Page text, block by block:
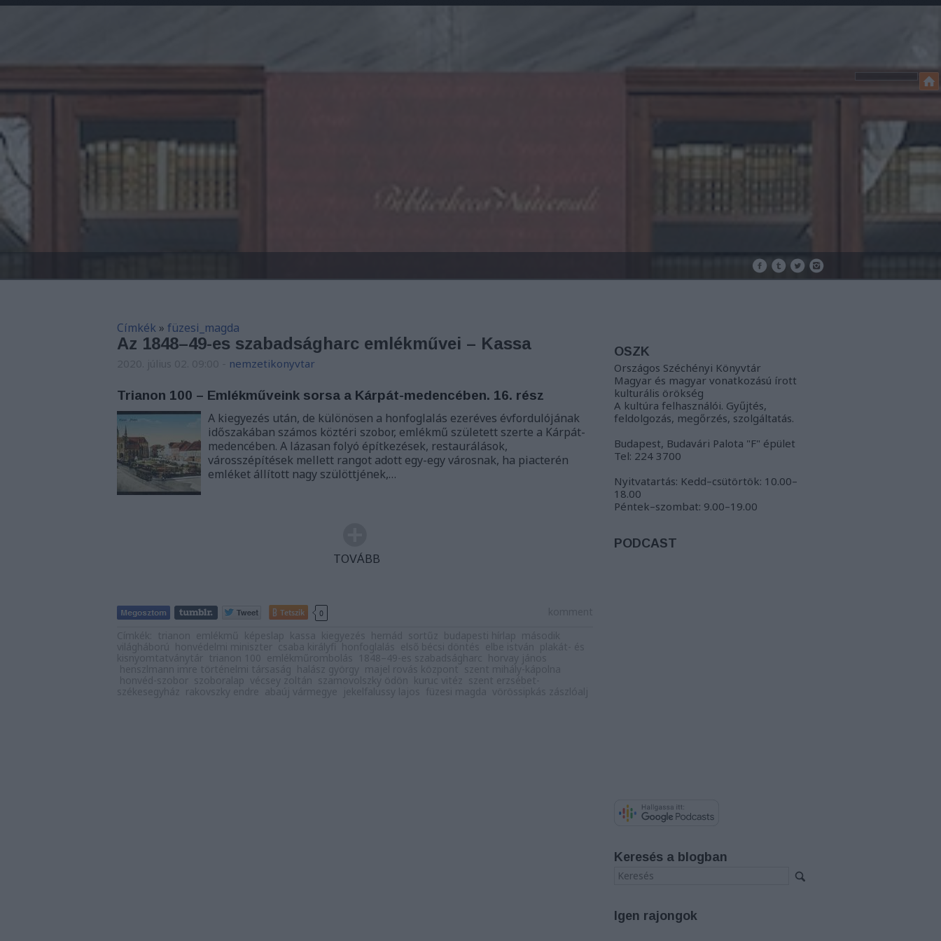
Címkék » füzesi_magda
Az 1848–49-es szabadságharc emlékművei – Kassa
nemzetikonyvtar
Trianon 100 – Emlékműveink sorsa a Kárpát-medencében. 16. rész
A kiegyezés után, de különösen a honfoglalás ezeréves évfordulójának
időszakában számos köztéri szobor, emlékmű született szerte a Kárpát-
medencében. A lázasan folyó építkezések, restaurálások,
városszépítések mellett rangot adott egy-egy városnak, ha piacterén
emléket állított nagy szülöttjének,…
TOVÁBB
Tetszik 0
OSZK
Országos Széchényi Könyvtár
Magyar és magyar vonatkozású írott
kulturális örökség
A kultúra felhasználói. Gyűjtés,
feldolgozás, megőrzés, szolgáltatás.
Budapest, Budavári Palota "F" épület
Tel: 224 3700
Nyitvatartás: Kedd–csütörtök: 10.00–
18.00
Péntek–szombat: 9.00–19.00
PODCAST
Keresés a blogban
Igen rajongok